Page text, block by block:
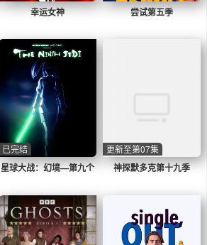
幸运女神 尝试第五季
星球大战：幻境—第九个
已完结
神探默多克第十九季
更新至第07集